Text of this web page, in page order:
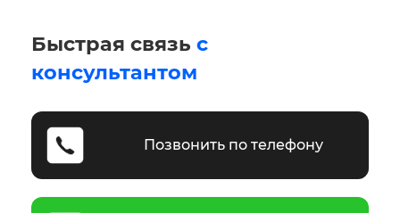
Быстрая связь с
консультантом
Позвонить по телефону